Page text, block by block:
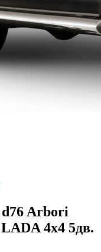
d76 Arbori
4х4 5дв.